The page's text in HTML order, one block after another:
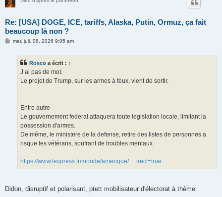
Re: [USA] DOGE, ICE, tariffs, Alaska, Putin, Ormuz, ça fait
beaucoup là non ?
Mmer. juil. 08, 2026 9:05 am
Rosco a écrit : ↑
J ai pas de mot.
Le projet de Trump, sur les armes à feux, vient de sortir.
Entre autre
Le gouvernement federal attaquera toute legislation locale, limitant la
possession d'armes.
De même, le ministere de la defense, retire des listes de personnes a
risque les vétérans, soufrant de troubles mentaux
https://www.lexpress.fr/monde/amerique/ ... irect=true
Didon, disruptif et polarisant, ptett mobilisateur d'électorat à thème.